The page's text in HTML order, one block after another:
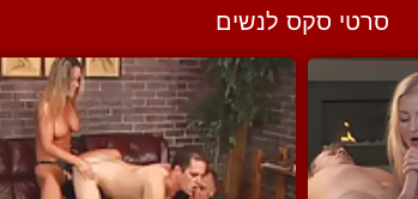
סרטי סקס לנשים